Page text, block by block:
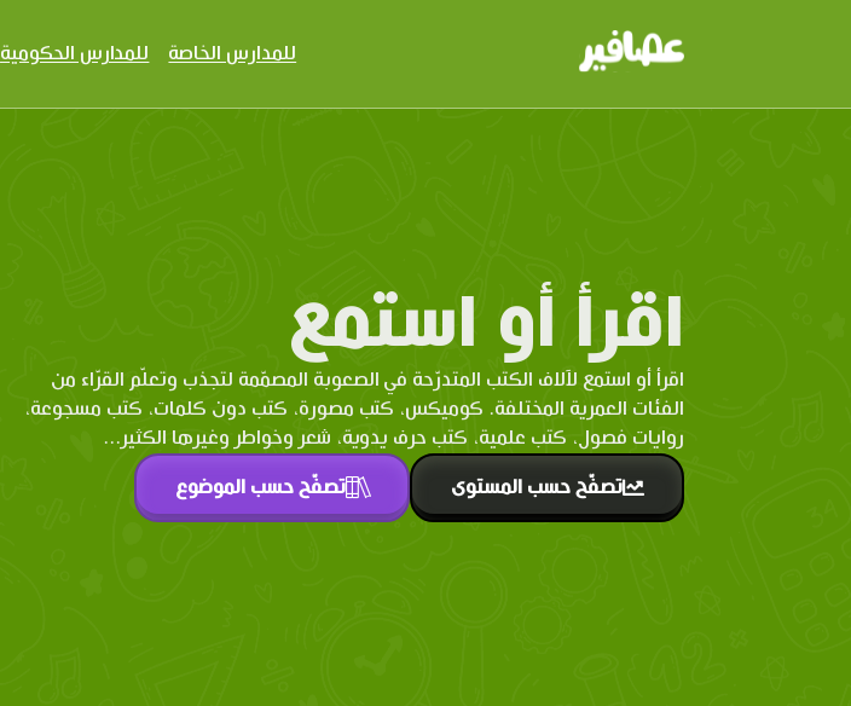
للمدارس الخاصة للمدارس الحكومية
اقرأ أو استمع
اقرأ أو استمع لآلاف الكتب المتدرّحة في الصعوبة المصمّمة لتجذب وتعلّم القرّاء من
الفئات العمرية المختلفة. كوميكس، كتب مصورة، كتب دون كلمات، كتب مسجوعة،
روايات فصول، كتب علمية، كتب حرف يدوية، شعر وخواطر وغيرها الكثير...
تصفّح حسب المستوى تصفّح حسب الموضوع